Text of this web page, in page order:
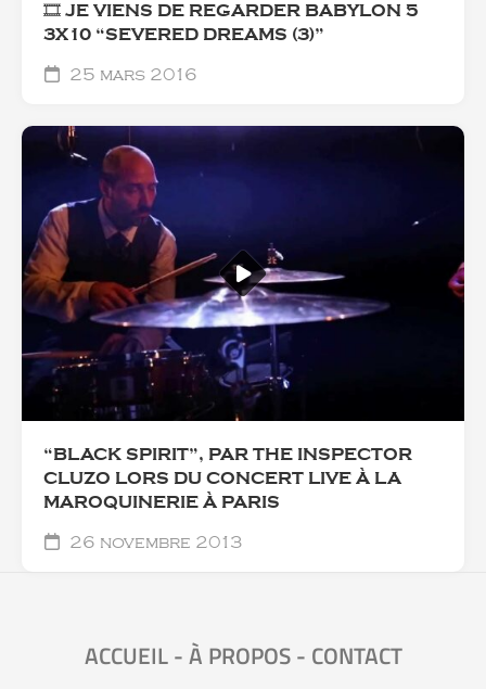
🎞️ JE VIENS DE REGARDER BABYLON 5
3X10 “SEVERED DREAMS (3)”
25 mars 2016
“BLACK SPIRIT”, PAR THE INSPECTOR
CLUZO LORS DU CONCERT LIVE À LA
MAROQUINERIE À PARIS
26 novembre 2013
ACCUEIL-À PROPOS- CONTACT